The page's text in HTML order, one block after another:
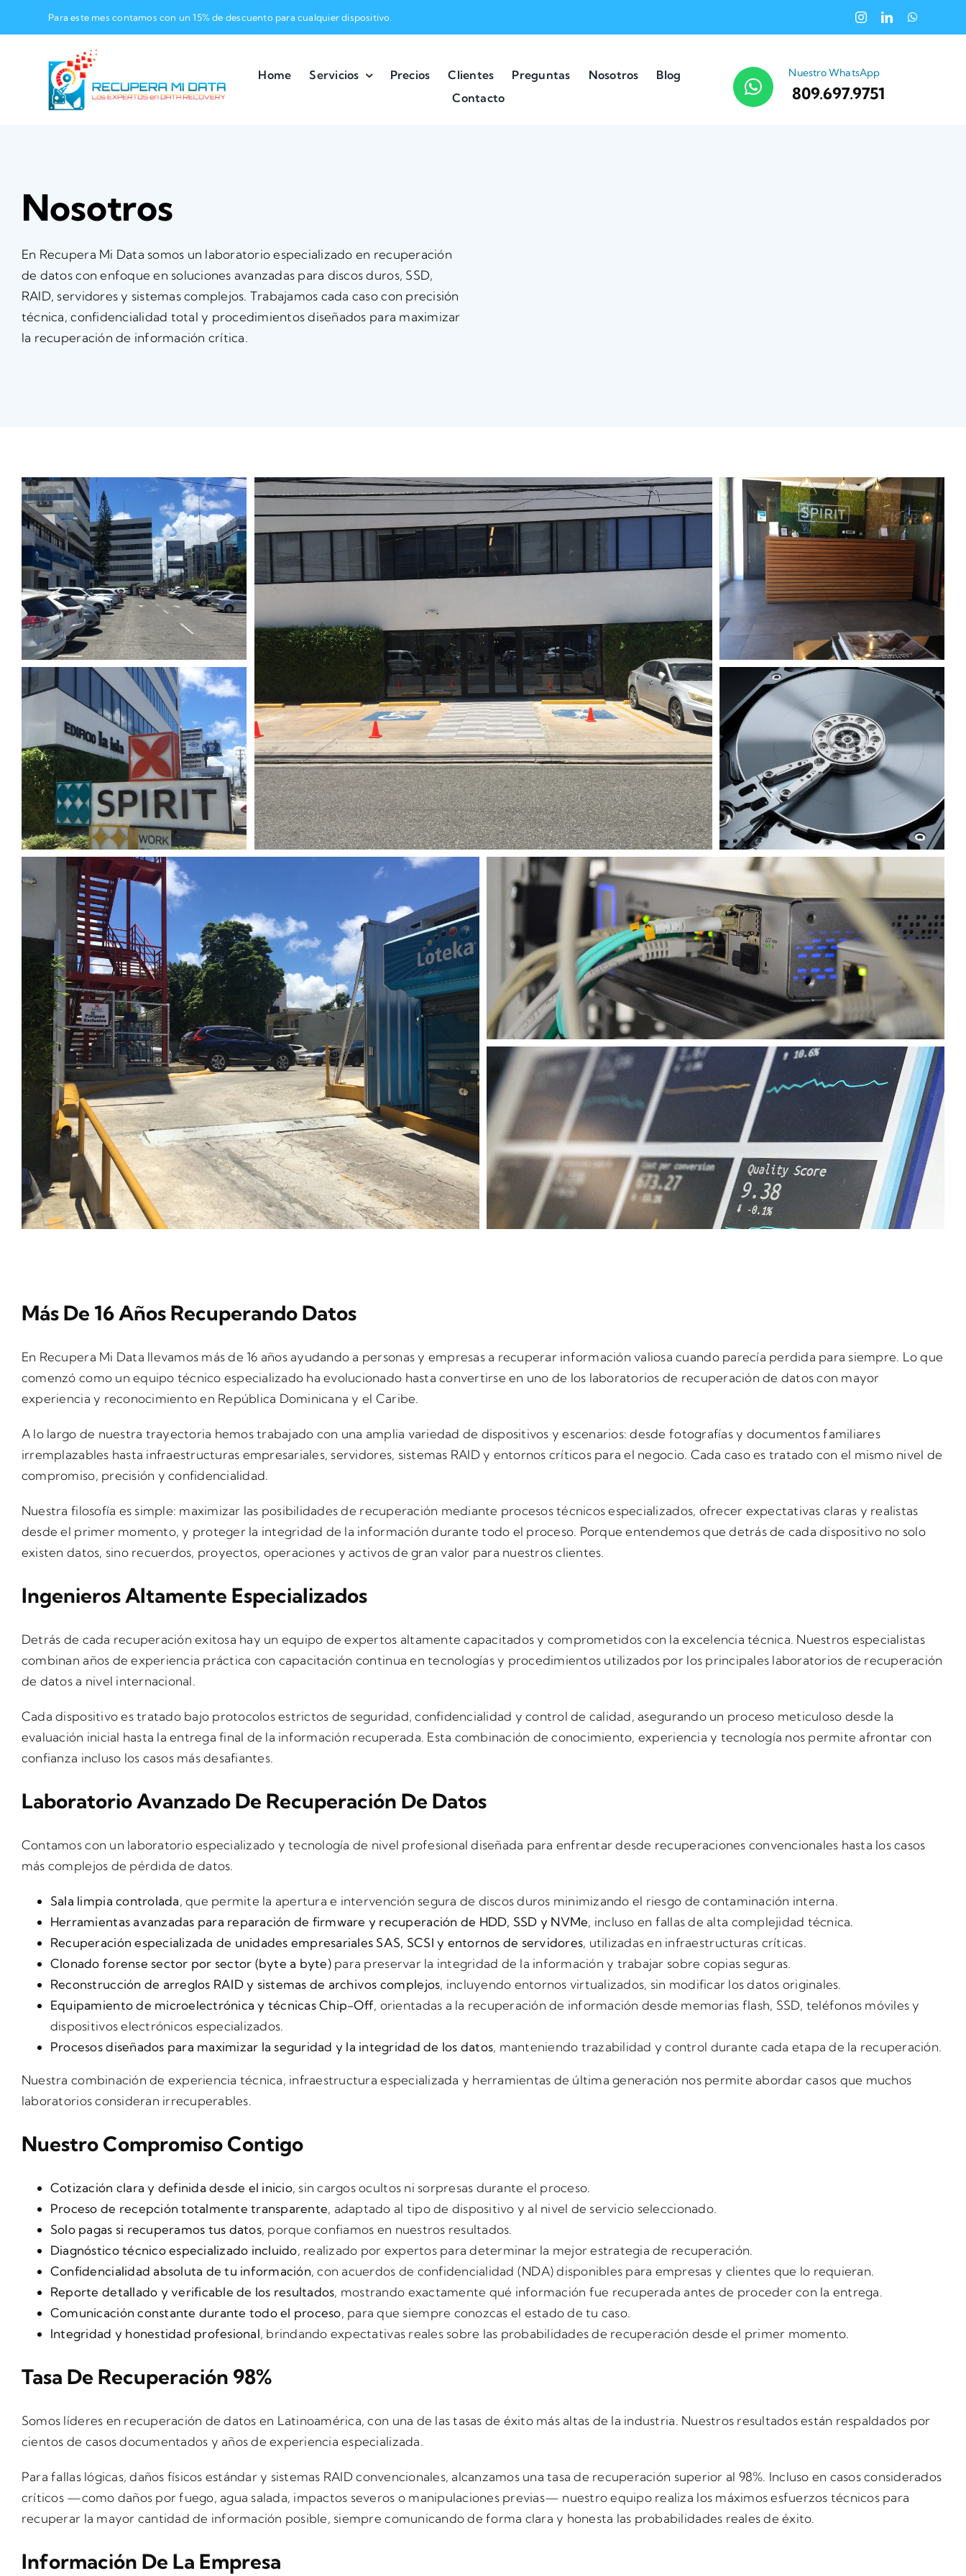
Para este mes contamos con un 15% de descuento para cualquier dispositivo.
Home Servicios Precios Clientes Preguntas Nosotros
Blog
Contacto
Nuestro WhatsApp
809.697.9751
Nosotros
En Recupera Mi Data somos un laboratorio especializado en recuperación
de datos con enfoque en soluciones avanzadas para discos duros, SSD,
RAID, servidores y sistemas complejos. Trabajamos cada caso con precisión
técnica, confidencialidad total y procedimientos diseñados para maximizar
la recuperación de información crítica.
Más De 16 Años Recuperando Datos
En Recupera Mi Data llevamos más de 16 años ayudando a personas y empresas a recuperar información valiosa cuando parecía perdida para siempre. Lo que
comenzó como un equipo técnico especializado ha evolucionado hasta convertirse en uno de los laboratorios de recuperación de datos con mayor
experiencia y reconocimiento en República Dominicana y el Caribe.
A lo largo de nuestra trayectoria hemos trabajado con una amplia variedad de dispositivos y escenarios: desde fotografías y documentos familiares
irremplazables hasta infraestructuras empresariales, servidores, sistemas RAID y entornos críticos para el negocio. Cada caso es tratado con el mismo nivel de
compromiso, precisión y confidencialidad.
Nuestra filosofía es simple: maximizar las posibilidades de recuperación mediante procesos técnicos especializados, ofrecer expectativas claras y realistas
desde el primer momento, y proteger la integridad de la información durante todo el proceso. Porque entendemos que detrás de cada dispositivo no solo
existen datos, sino recuerdos, proyectos, operaciones y activos de gran valor para nuestros clientes.
Ingenieros Altamente Especializados
Detrás de cada recuperación exitosa hay un equipo de expertos altamente capacitados y comprometidos con la excelencia técnica. Nuestros especialistas
combinan años de experiencia práctica con capacitación continua en tecnologías y procedimientos utilizados por los principales laboratorios de recuperación
de datos a nivel internacional.
Cada dispositivo es tratado bajo protocolos estrictos de seguridad, confidencialidad y control de calidad, asegurando un proceso meticuloso desde la
evaluación inicial hasta la entrega final de la información recuperada. Esta combinación de conocimiento, experiencia y tecnología nos permite afrontar con
confianza incluso los casos más desafiantes.
Laboratorio Avanzado De Recuperación De Datos
Contamos con un laboratorio especializado y tecnología de nivel profesional diseñada para enfrentar desde recuperaciones convencionales hasta los casos
más complejos de pérdida de datos.
Sala limpia controlada, que permite la apertura e intervención segura de discos duros minimizando el riesgo de contaminación interna.
Herramientas avanzadas para reparación de firmware y recuperación de HDD, SSD y NVMe, incluso en fallas de alta complejidad técnica.
Recuperación especializada de unidades empresariales SAS, SCSI y entornos de servidores, utilizadas en infraestructuras críticas.
Clonado forense sector por sector (byte a byte)para preservar la integridad de la información y trabajar sobre copias seguras.
Reconstrucción de arreglos RAID y sistemas de archivos complejos, incluyendo entornos virtualizados, sin modificar los datos originales.
Equipamiento de microelectrónica y técnicas Chip-Off, orientadas a la recuperación de información desde memorias flash, SSD, teléfonos móviles y
dispositivos electrónicos especializados.
Procesos diseñados para maximizar la seguridad y la integridad de los datos, manteniendo trazabilidad y control durante cada etapa de la recuperación.
Nuestra combinación de experiencia técnica, infraestructura especializada y herramientas de última generación nos permite abordar casos que muchos
laboratorios consideran irrecuperables.
Nuestro Compromiso Contigo
Cotización clara y definida desde el inicio, sin cargos ocultos ni sorpresas durante el proceso.
Proceso de recepción totalmente transparente, adaptado al tipo de dispositivo y al nivel de servicio seleccionado.
Solo pagas si recuperamos tus datos, porque confiamos en nuestros resultados.
Diagnóstico técnico especializado incluido, realizado por expertos para determinar la mejor estrategia de recuperación.
Confidencialidad absoluta de tu información, con acuerdos de confidencialidad (NDA) disponibles para empresas y clientes que lo requieran.
Reporte detallado y verificable de los resultados, mostrando exactamente qué información fue recuperada antes de proceder con la entrega.
Comunicación constante durante todo el proceso, para que siempre conozcas el estado de tu caso.
Integridad y honestidad profesional, brindando expectativas reales sobre las probabilidades de recuperación desde el primer momento.
Tasa De Recuperación 98%
Somos líderes en recuperación de datos en Latinoamérica, con una de las tasas de éxito más altas de la industria. Nuestros resultados están respaldados por
cientos de casos documentados y años de experiencia especializada.
Para fallas lógicas, daños físicos estándar y sistemas RAID convencionales, alcanzamos una tasa de recuperación superior al 98%. Incluso en casos considerados
críticos —como daños por fuego, agua salada, impactos severos o manipulaciones previas— nuestro equipo realiza los máximos esfuerzos técnicos para
recuperar la mayor cantidad de información posible, siempre comunicando de forma clara y honesta las probabilidades reales de éxito.
Información De La Empresa